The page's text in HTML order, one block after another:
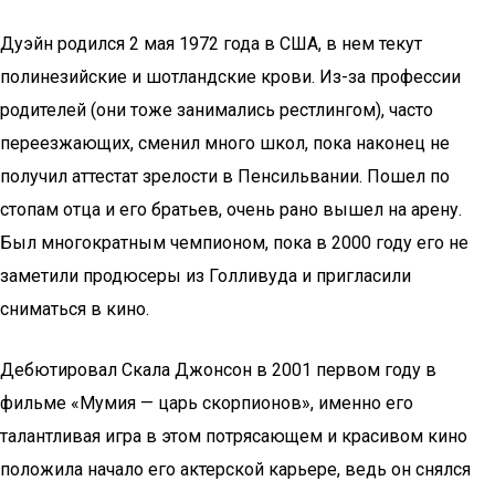
Дуэйн родился 2 мая 1972 года в США, в нем текут
полинезийские и шотландские крови. Из-за профессии
родителей (они тоже занимались рестлингом), часто
переезжающих, сменил много школ, пока наконец не
получил аттестат зрелости в Пенсильвании. Пошел по
стопам отца и его братьев, очень рано вышел на арену.
Был многократным чемпионом, пока в 2000 году его не
заметили продюсеры из Голливуда и пригласили
сниматься в кино.
Дебютировал Скала Джонсон в 2001 первом году в
фильме «Мумия — царь скорпионов», именно его
талантливая игра в этом потрясающем и красивом кино
положила начало его актерской карьере, ведь он снялся